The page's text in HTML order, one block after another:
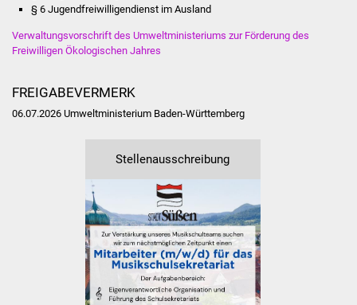
Stadtseniorenrat
Seniorenwohn- und
Familien
Familientreff
Kinder und Jugendliche
Schülerferienprogramm
§ 6 Jugendfreiwilligendienst im Ausland
Verwaltungsvorschrift des Umweltministeriums zur Förderung des
Freiwilligen Ökologischen Jahres
FREIGABEVERMERK
06.07.2026 Umweltministerium Baden-Württemberg
Stellenausschreibung